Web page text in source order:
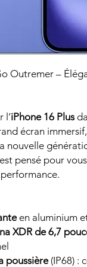
Outremer –
l’iPhone 16 Plus
écran
nouvelle
pensé pour
en aluminium
XDR de 6,7
poussière(IP68) :